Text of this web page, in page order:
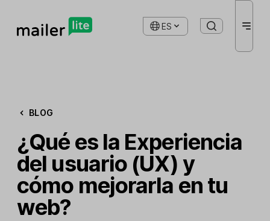
ES
BLOG
¿Qué es la Experiencia
del usuario (UX) y
cómo mejorarla en tu
web?